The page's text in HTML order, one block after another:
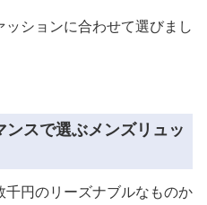
ションに合わせて選びまし
スで選ぶメンズリュッ
円のリーズナブルなものか